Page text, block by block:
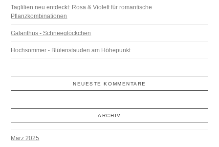
Taglilien neu entdeckt: Rosa & Violett für romantische
Pflanzkombinationen
Galanthus - Schneeglöckchen
Hochsommer - Blütenstauden am Höhepunkt
NEUESTE KOMMENTARE
ARCHIV
März 2025